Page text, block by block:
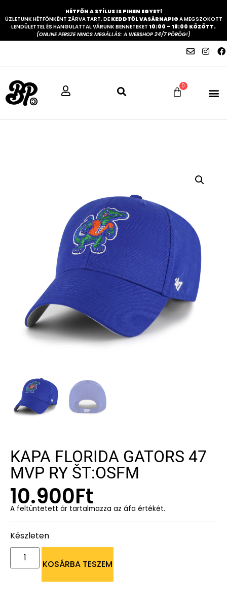
HÉTFŐN A STÍLUS IS PIHEN EGYET!
ÜZLETÜNK HÉTFŐNKÉNT ZÁRVA TART, DE KEDDTŐL VASÁRNAPIG A MEGSZOKOTT
LENDÜLETTEL ÉS HANGULATTAL VÁRUNK BENNETEKET 10:00 – 18:00 KÖZÖTT.
(ONLINE PERSZE NINCS MEGÁLLÁS: A WEBSHOP 24/7 PÖRÖG!)
0
KAPA FLORIDA GATORS 47
MVP RY ŠT:OSFM
10.900Ft
A feltüntetett ár tartalmazza az áfa értékét.
Készleten
KOSÁRBA TESZEM